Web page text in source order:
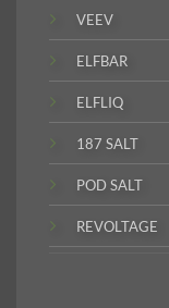
VEEV
ELFBAR
ELFLIQ
187 SALT
POD SALT
REVOLTAGE